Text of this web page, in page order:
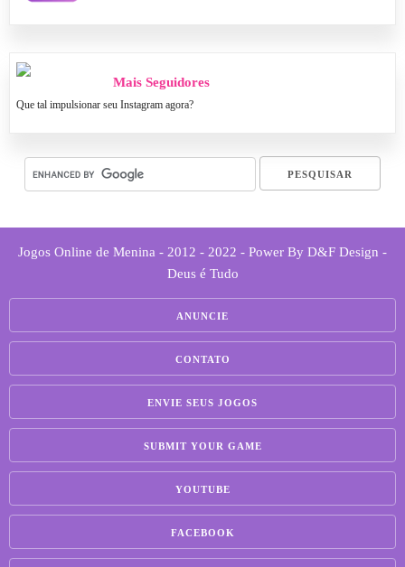
Mais Seguidores
Que tal impulsionar seu Instagram agora?
Jogos Online de Menina - 2012 - 2022 - Power By D&F Design -
Deus é Tudo
ANUNCIE
CONTATO
ENVIE SEUS JOGOS
SUBMIT YOUR GAME
YOUTUBE
FACEBOOK